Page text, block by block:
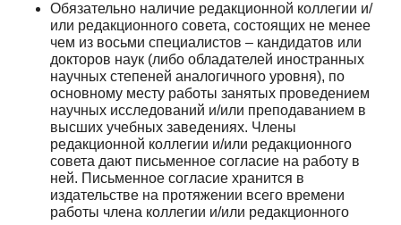
Обязательно наличие редакционной коллегии и/
или редакционного совета, состоящих не менее
чем из восьми специалистов – кандидатов или
докторов наук (либо обладателей иностранных
научных степеней аналогичного уровня), по
основному месту работы занятых проведением
научных исследований и/или преподаванием в
высших учебных заведениях. Члены
редакционной коллегии и/или редакционного
совета дают письменное согласие на работу в
ней. Письменное согласие хранится в
издательстве на протяжении всего времени
работы члена коллегии и/или редакционного